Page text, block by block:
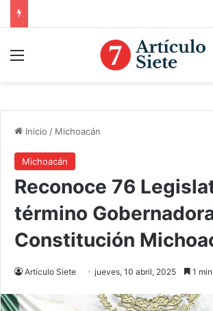
Menú
Inicio / Michoacán
Michoacán
Reconoce 76
término
Constitución
Artículo Siete jueves, 10 abril, 2025 1